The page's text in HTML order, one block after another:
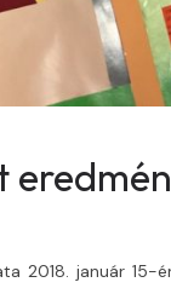
2018. január